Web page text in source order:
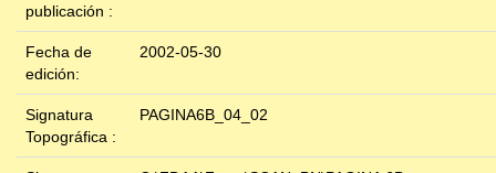
publicación :
Fecha de
edición:
2002-05-30
Signatura
Topográfica :
PAGINA6B_04_02